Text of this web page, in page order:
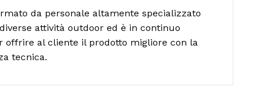
da personale altamente specializzato
attività outdoor ed è in continuo
offrire al cliente il prodotto migliore con la
tecnica.